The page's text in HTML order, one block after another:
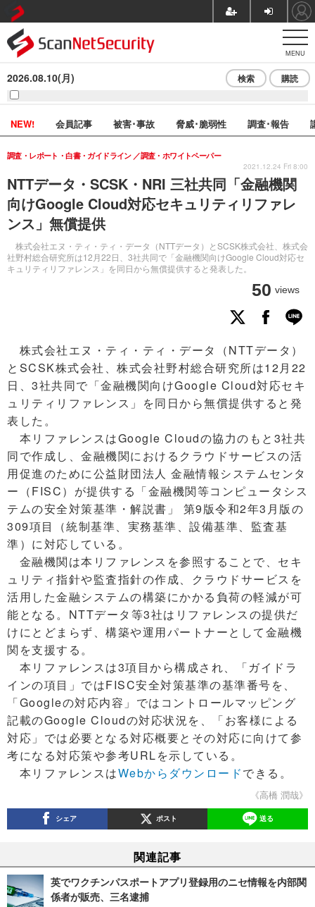
MENU
2026.08.10(月) 検索 購読
NEW! 会員記事 被害･事故 脅威･脆弱性 調査･報告
NTTデータ・SCSK・NRI 三社共同「金融機関
向けGoogle Cloud対応セキュリティリファレ
ンス」無償提供
株式会社エヌ・ティ・ティ・データ（NTTデータ）とSCSK株式会社、株式会
社野村総合研究所は12月22日、3社共同で「金融機関向けGoogle Cloud対応セ
キュリティリファレンス」を同日から無償提供すると発表した。
調査・レポート・白書・ガイドライン 調査・ホワイトペーパー
50 views
2021.12.24 Fri 8:00
株式会社エヌ・ティ・ティ・データ（NTTデータ）
とSCSK株式会社、株式会社野村総合研究所は12月22
日、3社共同で「金融機関向けGoogle Cloud対応セキ
ュリティリファレンス」を同日から無償提供すると発
表した。
本リファレンスはGoogle Cloudの協力のもと3社共
同で作成し、金融機関におけるクラウドサービスの活
用促進のために公益財団法人 金融情報システムセンタ
ー（FISC）が提供する「金融機関等コンピュータシス
テムの安全対策基準・解説書」 第9版令和2年3月版の
309項目（統制基準、実務基準、設備基準、監査基
準）に対応している。
金融機関は本リファレンスを参照することで、セキ
ュリティ指針や監査指針の作成、クラウドサービスを
活用した金融システムの構築にかかる負荷の軽減が可
能となる。NTTデータ等3社はリファレンスの提供だ
けにとどまらず、構築や運用パートナーとして金融機
関を支援する。
本リファレンスは3項目から構成され、「ガイドラ
インの項目」ではFISC安全対策基準の基準番号を、
「Googleの対応内容」ではコントロールマッピング
記載のGoogle Cloudの対応状況を、「お客様による
対応」では必要となる対応概要とその対応に向けて参
考になる対応策や参考URLを示している。
本リファレンスはWebからダウンロードできる。
《高橋 潤哉》
シェア ポスト 送る
関連記事
英でワクチンパスポートアプリ登録用のニセ情報を内部関
係者が販売、三名逮捕